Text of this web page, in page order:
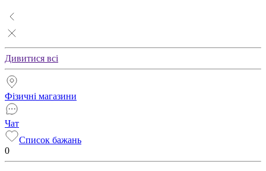
Дивитися всі
Фізичні магазини
Чат
Список бажань
0